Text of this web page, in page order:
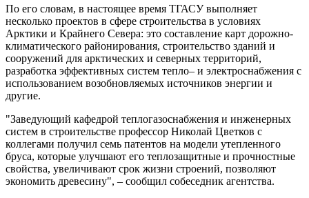
По его словам, в настоящее время ТГАСУ выполняет
несколько проектов в сфере строительства в условиях
Арктики и Крайнего Севера: это составление карт дорожно-
климатического районирования, строительство зданий и
сооружений для арктических и северных территорий,
разработка эффективных систем тепло– и электроснабжения с
использованием возобновляемых источников энергии и
другие.
"Заведующий кафедрой теплогазоснабжения и инженерных
систем в строительстве профессор Николай Цветков с
коллегами получил семь патентов на модели утепленного
бруса, которые улучшают его теплозащитные и прочностные
свойства, увеличивают срок жизни строений, позволяют
экономить древесину", – сообщил собеседник агентства.